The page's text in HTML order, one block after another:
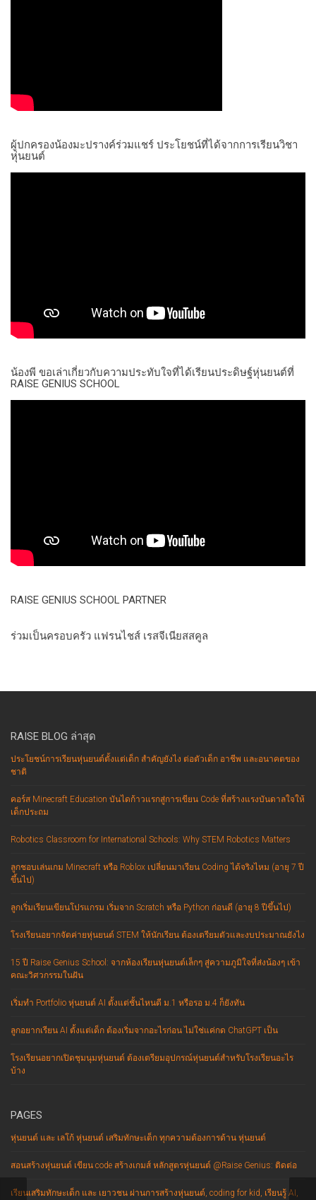
ผู้ปกครองน้องมะปรางค์ร่วมแชร์ ประโยชน์ที่ได้จากการเรียนวิชา
หุ่นยนต์
น้องพี ขอเล่าเกี่ยวกับความประทับใจที่ได้เรียนประดิษฐ์หุ่นยนต์ที่
RAISE GENIUS SCHOOL
RAISE GENIUS SCHOOL PARTNER
ร่วมเป็นครอบครัว แฟรนไชส์ เรสจีเนียสสคูล
RAISE BLOG ล่าสุด
ประโยชน์การเรียนหุ่นยนต์ตั้งแต่เด็ก สำคัญยังไง ต่อตัวเด็ก อาชีพ และอนาคตของ
ชาติ
คอร์ส Minecraft Education บันไดก้าวแรกสู่การเขียน Code ที่สร้างแรงบันดาลใจให้
เด็กประถม
Robotics Classroom for International Schools: Why STEM Robotics Matters
ลูกชอบเล่นเกม Minecraft หรือ Roblox เปลี่ยนมาเรียน Coding ได้จริงไหม (อายุ 7 ปี
ขึ้นไป)
ลูกเริ่มเรียนเขียนโปรแกรม เริ่มจาก Scratch หรือ Python ก่อนดี (อายุ 8 ปีขึ้นไป)
โรงเรียนอยากจัดค่ายหุ่นยนต์ STEM ให้นักเรียน ต้องเตรียมตัวและงบประมาณยังไง
15 ปี Raise Genius School: จากห้องเรียนหุ่นยนต์เล็กๆ สู่ความภูมิใจที่ส่งน้องๆ เข้า
คณะวิศวกรรมในฝัน
เริ่มทำ Portfolio หุ่นยนต์ AI ตั้งแต่ชั้นไหนดี ม.1 หรือรอ ม.4 ก็ยังทัน
ลูกอยากเรียน AI ตั้งแต่เด็ก ต้องเริ่มจากอะไรก่อน ไม่ใช่แค่กด ChatGPT เป็น
โรงเรียนอยากเปิดชุมนุมหุ่นยนต์ ต้องเตรียมอุปกรณ์หุ่นยนต์สำหรับโรงเรียนอะไร
บ้าง
PAGES
หุ่นยนต์ และ เลโก้ หุ่นยนต์ เสริมทักษะเด็ก ทุกความต้องการด้าน หุ่นยนต์
สอนสร้างหุ่นยนต์ เขียน code สร้างเกมส์ หลักสูตรหุ่นยนต์ @Raise Genius: ติดต่อ
เรียนเสริมทักษะเด็ก และ เยาวชน ผ่านการสร้างหุ่นยนต์, coding for kid, เรียนรู้ AI,